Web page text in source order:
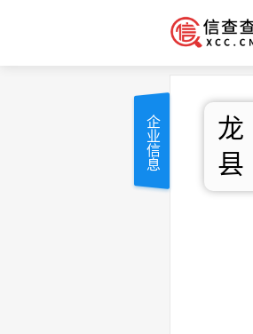
龙
县
企业信息